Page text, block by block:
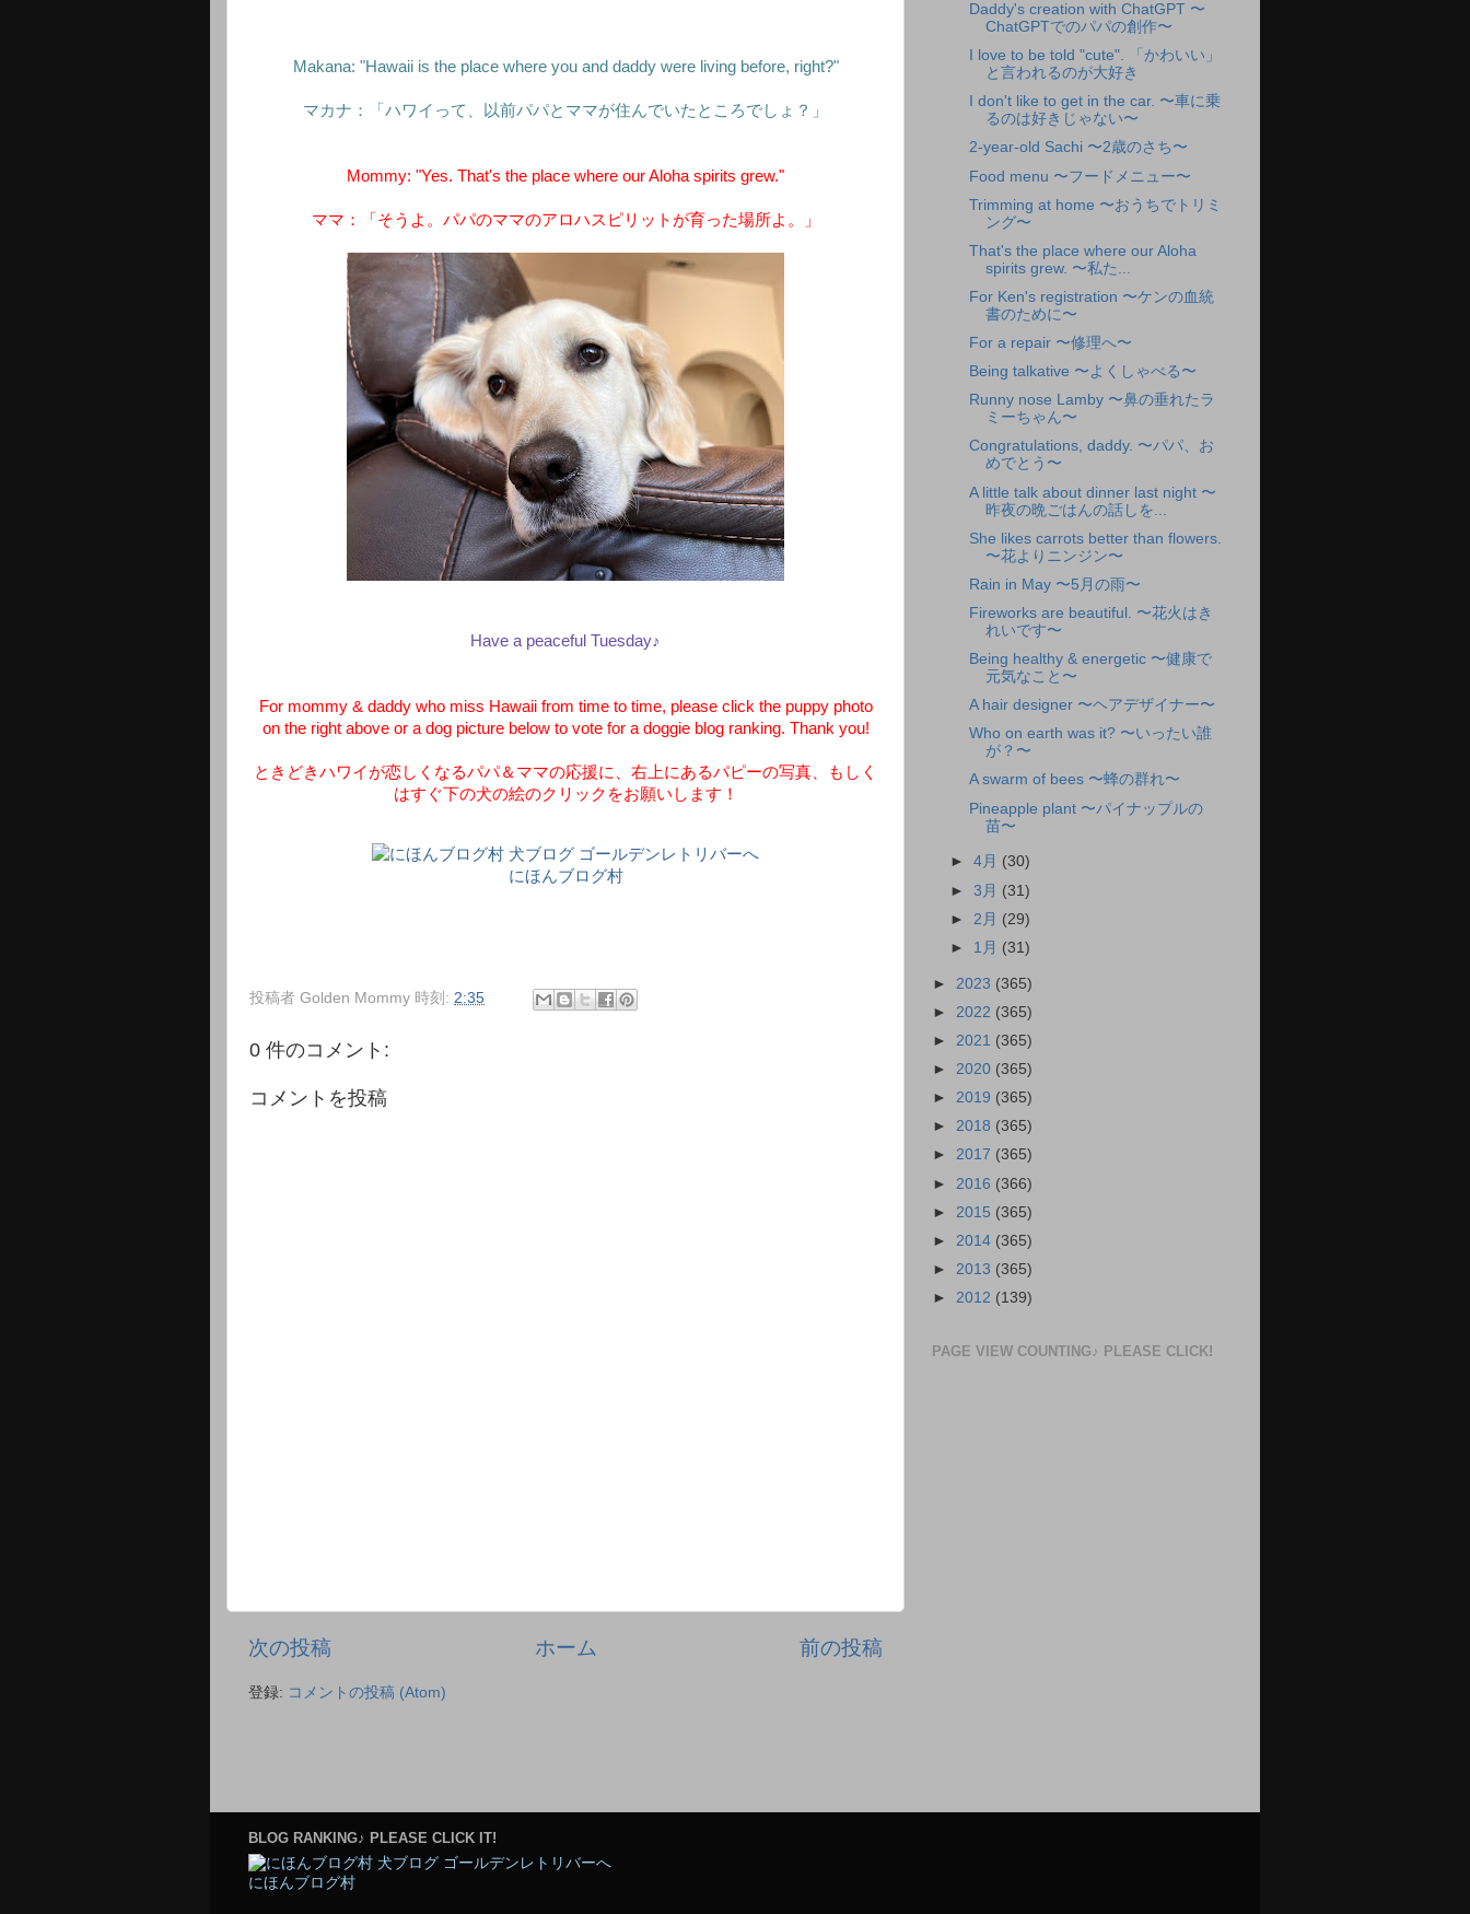
Makana: "Hawaii is the place where you and daddy were living before, right?"
マカナ：「ハワイって、以前パパとママが住んでいたところでしょ？」
Mommy: "Yes. That's the place where our Aloha spirits grew."
ママ：「そうよ。パパのママのアロハスピリットが育った場所よ。」
Have a peaceful Tuesday♪
For mommy & daddy who miss Hawaii from time to time, please click the puppy photo
on the right above or a dog picture below to vote for a doggie blog ranking. Thank you!
ときどきハワイが恋しくなるパパ＆ママの応援に、右上にあるパピーの写真、もしく
はすぐ下の犬の絵のクリックをお願いします！
にほんブログ村
投稿者 Golden Mommy 時刻: 2:35
0 件のコメント:
コメントを投稿
次の投稿 前の投稿
ホーム
登録: コメントの投稿 (Atom)
Daddy's creation with ChatGPT 〜
ChatGPTでのパパの創作〜
I love to be told "cute". 「かわいい」
と言われるのが大好き
I don't like to get in the car. 〜車に乗
るのは好きじゃない〜
2-year-old Sachi 〜2歳のさち〜
Food menu 〜フードメニュー〜
Trimming at home 〜おうちでトリミ
ング〜
That's the place where our Aloha
spirits grew. 〜私た...
For Ken's registration 〜ケンの血統
書のために〜
For a repair 〜修理へ〜
Being talkative 〜よくしゃべる〜
Runny nose Lamby 〜鼻の垂れたラ
ミーちゃん〜
Congratulations, daddy. 〜パパ、お
めでとう〜
A little talk about dinner last night 〜
昨夜の晩ごはんの話しを...
She likes carrots better than flowers.
〜花よりニンジン〜
Rain in May 〜5月の雨〜
Fireworks are beautiful. 〜花火はき
れいです〜
Being healthy & energetic 〜健康で
元気なこと〜
A hair designer 〜ヘアデザイナー〜
Who on earth was it? 〜いったい誰
が？〜
A swarm of bees 〜蜂の群れ〜
Pineapple plant 〜パイナップルの
苗〜
►4月 (30)
►3月 (31)
► 2月 (29)
► 1月 (31)
► 2023 (365)
► 2022 (365)
► 2021 (365)
► 2020 (365)
► 2019 (365)
► 2018 (365)
► 2017 (365)
► 2016 (366)
► 2015 (365)
► 2014 (365)
► 2013 (365)
► 2012 (139)
PAGE VIEW COUNTING♪ PLEASE CLICK!
BLOG RANKING♪ PLEASE CLICK IT!
にほんブログ村